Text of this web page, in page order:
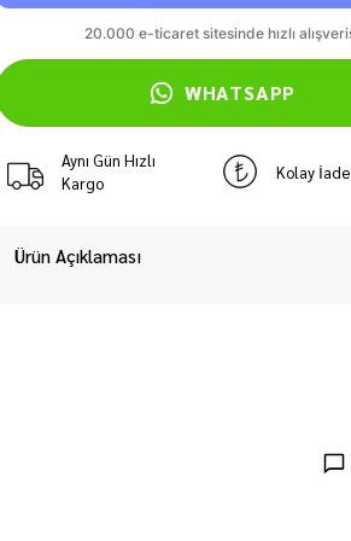
WHATSAPP
Aynı Gün Hızlı
Kargo
Kolay İade
Ürün Açıklaması